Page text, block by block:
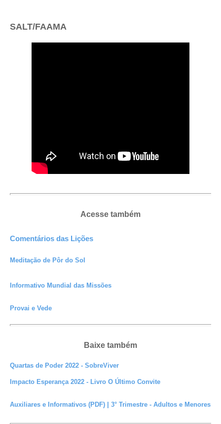
SALT/FAAMA
Acesse também
Comentários das Lições
Meditação de Pôr do Sol
Informativo Mundial das Missões
Provai e Vede
Baixe também
Quartas de Poder 2022 - SobreViver
Impacto Esperança 2022 - Livro O Último Convite
Auxiliares e Informativos (PDF) | 3° Trimestre - Adultos e Menores